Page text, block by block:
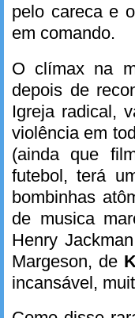
pelo careca e
em comando.
O clímax na
depois de
Igreja radical,
violência em
(ainda que
futebol, terá
bombinhas
de musica
Henry
Margeson, de
incansável,